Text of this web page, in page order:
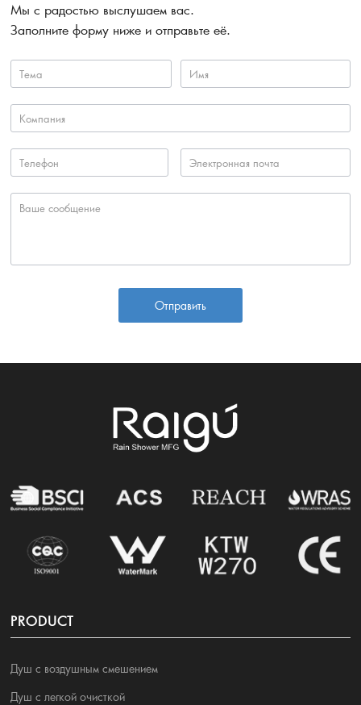
Мы с радостью выслушаем вас.
Заполните форму ниже и отправьте её.
Отправить
PRODUCT
Душ с воздушным смешением
Душ с легкой очисткой